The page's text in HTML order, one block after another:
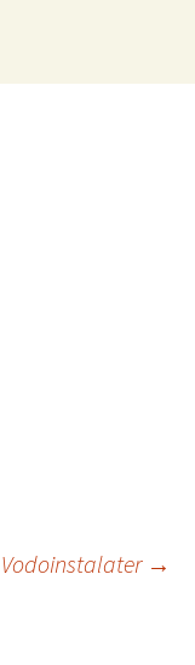
Vodoinstalater →